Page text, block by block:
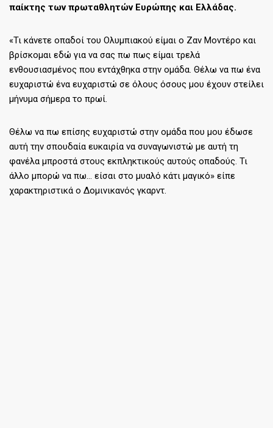
παίκτης των πρωταθλητών Ευρώπης και Ελλάδας.
«Τι κάνετε οπαδοί του Ολυμπιακού είμαι ο Ζαν Μοντέρο και
βρίσκομαι εδώ για να σας πω πως είμαι τρελά
ενθουσιασμένος που εντάχθηκα στην ομάδα. Θέλω να πω ένα
ευχαριστώ ένα ευχαριστώ σε όλους όσους μου έχουν στείλει
μήνυμα σήμερα το πρωί.
Θέλω να πω επίσης ευχαριστώ στην ομάδα που μου έδωσε
αυτή την σπουδαία ευκαιρία να συναγωνιστώ με αυτή τη
φανέλα μπροστά στους εκπληκτικούς αυτούς οπαδούς. Τι
άλλο μπορώ να πω… είσαι στο μυαλό κάτι μαγικό» είπε
χαρακτηριστικά ο Δομινικανός γκαρντ.